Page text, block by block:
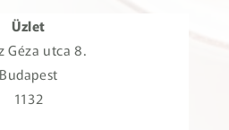
Üzlet
Géza utca 8.
Budapest
1132